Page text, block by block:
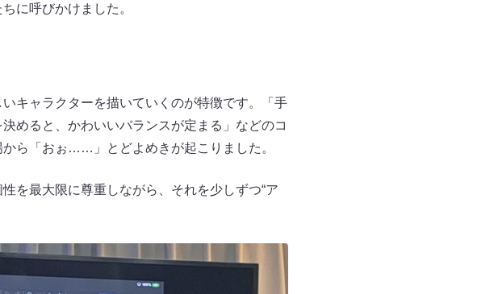
に呼びかけました。
キャラクターを描いていくのが特徴です。「手
めると、かわいいバランスが定まる」などのコ
ら「おぉ……」とどよめきが起こりました。
を最大限に尊重しながら、それを少しずつ“ア